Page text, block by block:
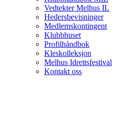
Vedtekter Melhus IL
Hedersbevisninger
Medlemskontingent
Klubbhuset
Profilhåndbok
Kleskolleksjon
Melhus Idrettsfestival
Kontakt oss